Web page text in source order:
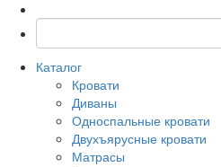
Каталог
Кровати
Диваны
Односпальные кровати
Двухъярусные кровати
Матрасы